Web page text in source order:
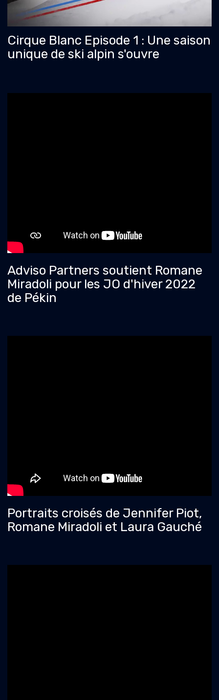
Cirque Blanc Episode 1 : Une saison
unique de ski alpin s'ouvre
Adviso Partners soutient Romane
Miradoli pour les JO d'hiver 2022
de Pékin
Portraits croisés de Jennifer Piot,
Romane Miradoli et Laura Gauché